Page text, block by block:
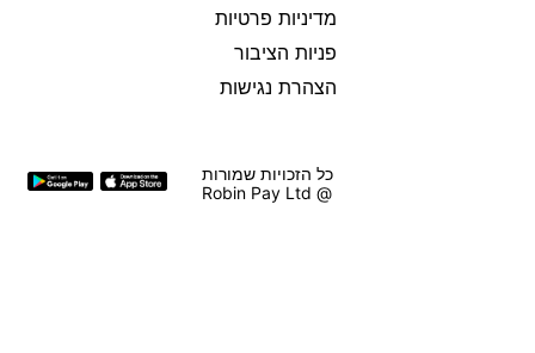
מדיניות פרטיות
פניות הציבור
הצהרת נגישות
כל הזכויות שמורות
@ Robin Pay Ltd